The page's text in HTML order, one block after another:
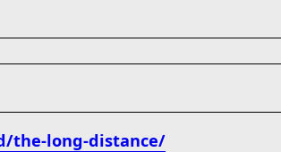
the-long-distance/